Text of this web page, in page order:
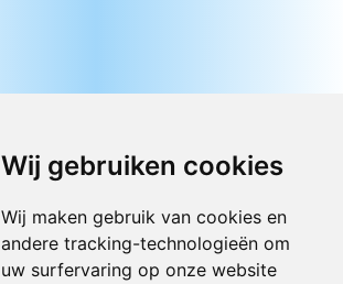
Wij gebruiken cookies
Wij maken gebruik van cookies en
andere tracking-technologieën om
uw surfervaring op onze website